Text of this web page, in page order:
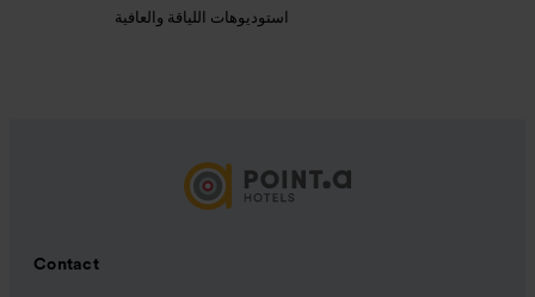
استوديوهات اللياقة والعافية
Contact